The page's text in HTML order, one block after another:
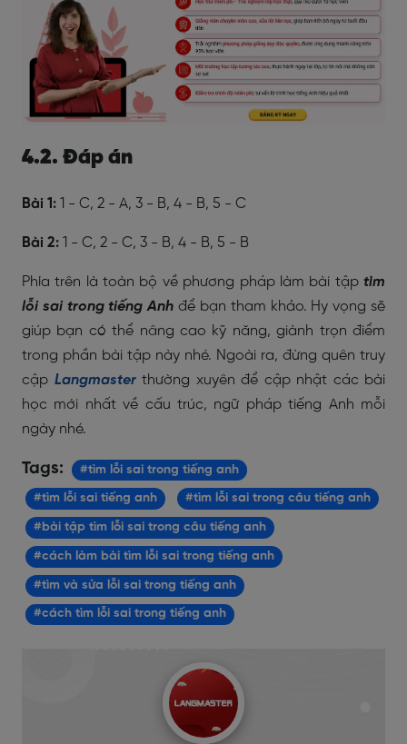
4.2. Đáp án
Bài 1: 1 - C, 2 - A, 3 - B, 4 - B, 5 - C
Bài 2: 1 - C, 2 - C, 3 - B, 4 - B, 5 - B
Phía trên là toàn bộ về phương pháp làm bài tập tìm
lỗi sai trong tiếng Anh để bạn tham khảo. Hy vọng sẽ
giúp bạn có thể nâng cao kỹ năng, giành trọn điểm
trong phần bài tập này nhé. Ngoài ra, đừng quên truy
cập Langmasterthường xuyên để cập nhật các bài
học mới nhất về cấu trúc, ngữ pháp tiếng Anh mỗi
ngày nhé.
Tags: #tìm lỗi sai trong tiếng anh
#tìm lỗi sai tiếng anh #tìm lỗi sai trong câu tiếng anh
#bài tập tìm lỗi sai trong câu tiếng anh
#cách làm bài tìm lỗi sai trong tiếng anh
#tìm và sửa lỗi sai trong tiếng anh
#cách tìm lỗi sai trong tiếng anh